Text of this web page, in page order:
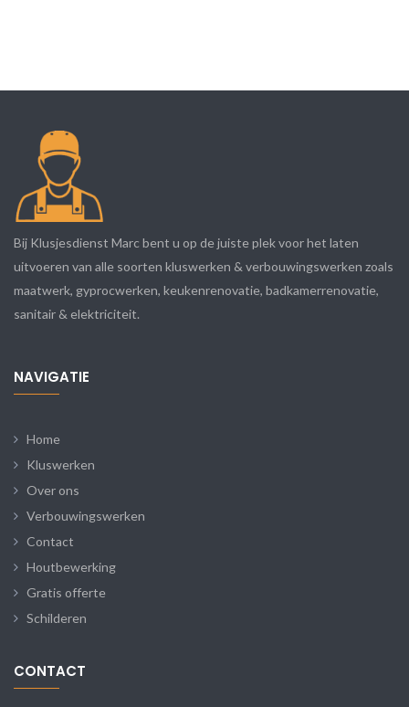
Bij Klusjesdienst Marc bent u op de juiste plek voor het laten
uitvoeren van alle soorten kluswerken & verbouwingswerken zoals
maatwerk, gyprocwerken, keukenrenovatie, badkamerrenovatie,
sanitair & elektriciteit.
NAVIGATIE
Home
Kluswerken
Over ons
Verbouwingswerken
Contact
Houtbewerking
Gratis offerte
Schilderen
CONTACT